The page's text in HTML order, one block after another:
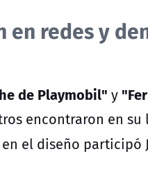
en redes y
de Playmobil" y
encontraron en
el diseño participó